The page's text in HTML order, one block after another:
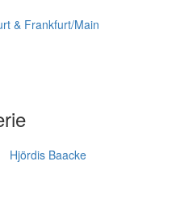
& Frankfurt/Main
Hjördis Baacke